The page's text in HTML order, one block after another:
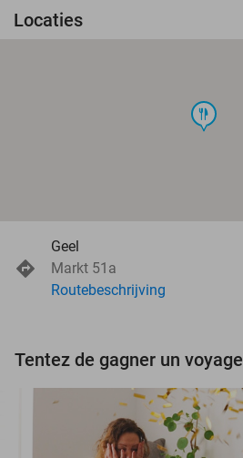
Locaties
food
Geel
Markt 51a
Routebeschrijving